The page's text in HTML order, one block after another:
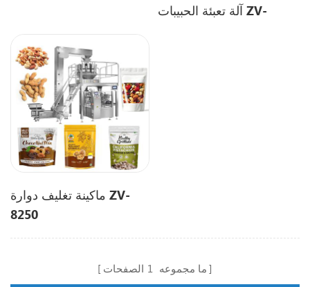
آلة تعبئة الحبيبات ZV-
ماكينة تغليف دوارة ZV-
8250
ما مجموعه 1 الصفحات